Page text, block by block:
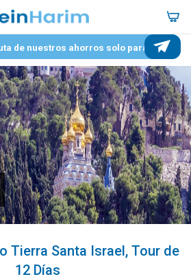
de nuestros ahorros solo para
Tierra Santa Israel, Tour de
12 Días